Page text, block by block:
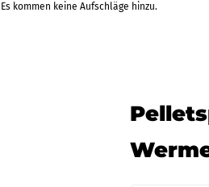
kommen keine Aufschläge hinzu.